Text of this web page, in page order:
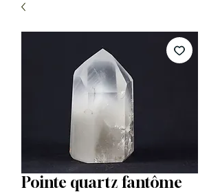
Pointe quartz fantôme